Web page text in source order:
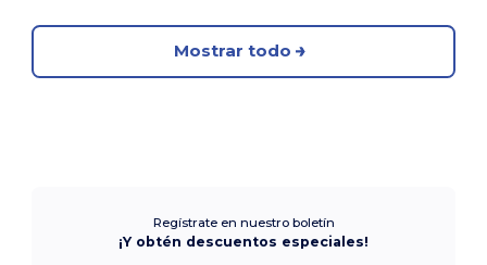
Mostrar todo
Regístrate en nuestro boletín
¡Y obtén descuentos especiales!